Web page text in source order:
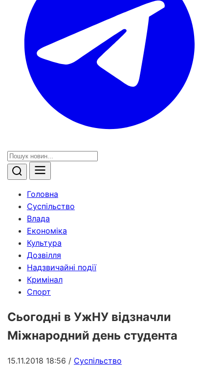
Головна
Суспільство
Влада
Економіка
Культура
Дозвілля
Надзвичайні події
Кримінал
Спорт
Сьогодні в УжНУ відзначли
Міжнародний день студента
15.11.2018 18:56 / Суспільство